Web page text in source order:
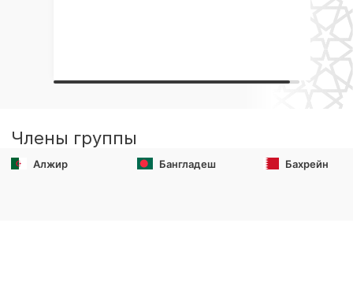
Члены группы
Алжир Бангладеш Бахрейн